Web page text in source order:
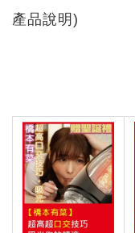
產品說明)